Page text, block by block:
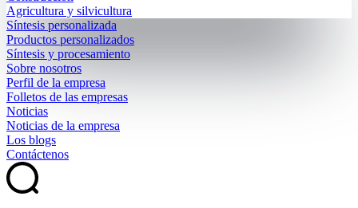
Agricultura y silvicultura
Síntesis personalizada
Productos personalizados
Síntesis y procesamiento
Sobre nosotros
Perfil de la empresa
Folletos de las empresas
Noticias
Noticias de la empresa
Los blogs
Contáctenos